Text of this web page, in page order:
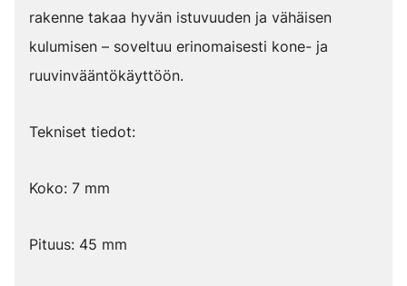
rakenne takaa hyvän istuvuuden ja vähäisen
kulumisen – soveltuu erinomaisesti kone- ja
ruuvinvääntökäyttöön.
Tekniset tiedot:
Koko: 7 mm
Pituus: 45 mm